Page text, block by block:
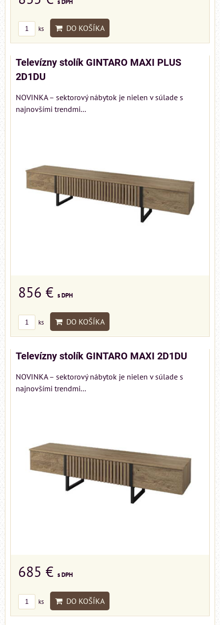
ks DO KOŠÍKA
Televízny stolík GINTARO MAXI PLUS
2D1DU
NOVINKA – sektorový nábytok je nielen v súlade s
najnovšími trendmi...
856 € s DPH
ks DO KOŠÍKA
Televízny stolík GINTARO MAXI 2D1DU
NOVINKA – sektorový nábytok je nielen v súlade s
najnovšími trendmi...
685 € s DPH
ks DO KOŠÍKA